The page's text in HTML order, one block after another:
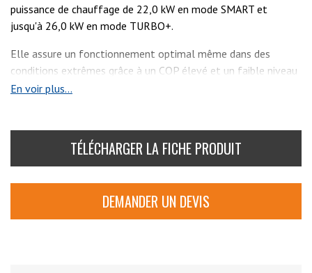
puissance de chauffage de 22,0 kW en mode SMART et
jusqu'à 26,0 kW en mode TURBO+.
Elle assure un fonctionnement optimal même dans des
conditions extrêmes grâce à un COP élevé et un faible niveau
sonore. La GEPAC26XR peut atteindre un
brushless garantissent une précision et une durabilité
exceptionnelles.
En tant que solution plug & play, la GEPAC26XR ajuste
également sa consommation énergétique via les modes
En voir plus...
TÉLÉCHARGER LA FICHE PRODUIT
DEMANDER UN DEVIS